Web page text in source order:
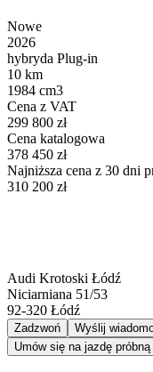
Nowe
2026
hybryda Plug-in
10 km
1984 cm3
Cena z VAT
299 800 zł
Cena katalogowa
378 450 zł
Najniższa cena z 30 dni
310 200 zł
Audi Krotoski Łódź
Niciarniana 51/53
92-320 Łódź
Zadzwoń
Wyślij
Umów się na jazdę próbną